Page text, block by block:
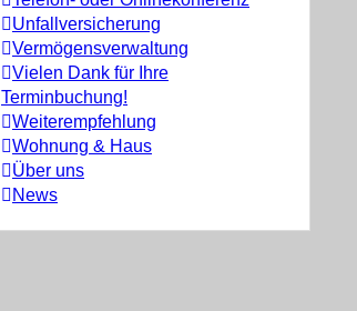
Unfallversicherung
Vermögensverwaltung
Vielen Dank für Ihre
Terminbuchung!
Weiterempfehlung
Wohnung & Haus
Über uns
News